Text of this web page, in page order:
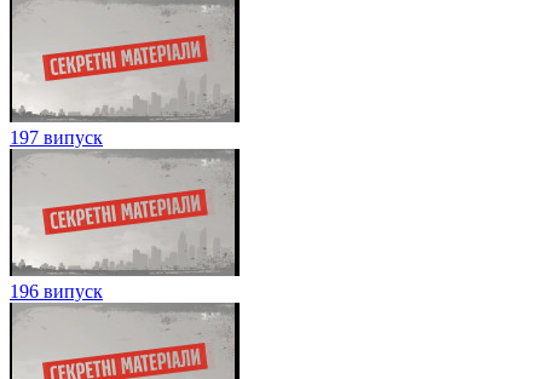
197 випуск
196 випуск